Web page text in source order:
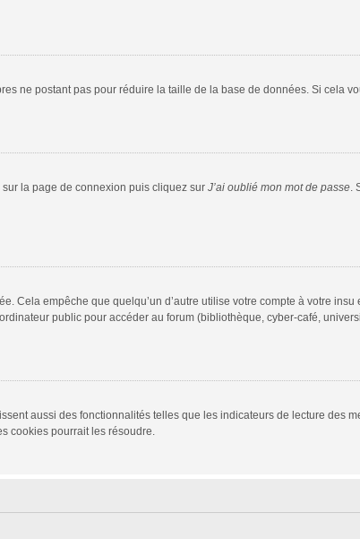
ne postant pas pour réduire la taille de la base de données. Si cela
la page de connexion puis cliquez sur J’ai oublié mon mot de passe.
Cela empêche que quelqu’un d’autre utilise votre compte à votre insu
public pour accéder au forum (bibliothèque, cyber-café,
aussi des fonctionnalités telles que les indicateurs de lecture des
cookies pourrait les résoudre.